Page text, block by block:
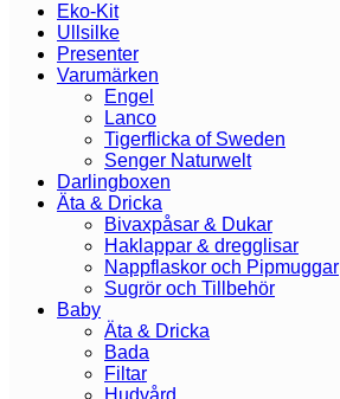
Eko-Kit
Ullsilke
Presenter
Varumärken
Engel
Lanco
Tigerflicka of Sweden
Senger Naturwelt
Darlingboxen
Äta & Dricka
Bivaxpåsar & Dukar
Haklappar & dregglisar
Nappflaskor och Pipmuggar
Sugrör och Tillbehör
Baby
Äta & Dricka
Bada
Filtar
Hudvård